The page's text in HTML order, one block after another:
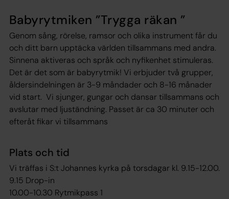
Babyrytmiken ”Trygga räkan ”
Genom sång, rörelse, ramsor och olika instrument får du
och ditt barn upptäcka världen tillsammans med andra.
Sinnena aktiveras och språk och nyfikenhet stimuleras.
Det är det som är babyrytmik! Vi erbjuder två grupper,
åldersindelningen är 3-9 måndader och 8-16 månader
vid start. Vi sjunger, gungar och dansar tillsammans och
avslutar med ljuständning. Passet är ca 30 minuter och
efteråt fikar vi tillsammans
Plats och tid
Vi träffas i S:t Johannes kyrka på torsdagar kl. 9.15-12.00.
9.15 Drop-in
10.00-10.30 Rytmikpass 1